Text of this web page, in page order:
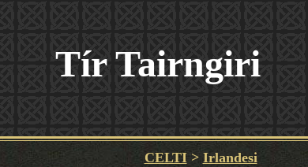
Tír Tairngiri
CELTI> Irlandesi